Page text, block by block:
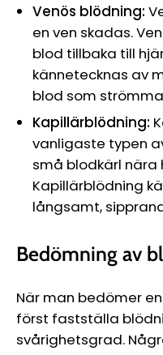
Venös blödning:
en ven skadas.
blod tillbaka till
kännetecknas av
blod som
Kapillärblödning:
vanligaste typen
små blodkärl nära
Kapillärblödning
långsamt,
Bedömning av
När man bedömer
först fastställa
svårighetsgrad.